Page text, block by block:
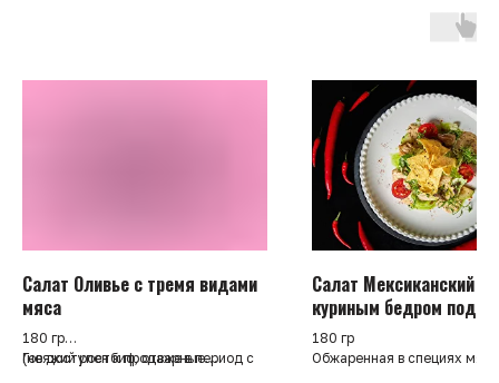
Салат Оливье с тремя видами
мяса
180 гр
(не доступен к продаже в период с
Говяжий ростбиф, отварные
Салат Мексиканский с
куриным бедром под
кунжутным соусом
180 гр
Обжаренная в специях